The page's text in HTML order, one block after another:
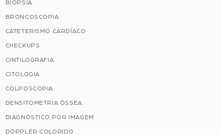
BIÓPSIA
BRONCOSCOPIA
CATETERISMO CARDÍACO
CHECKUPS
CINTILOGRAFIA
CITOLOGIA
COLPOSCOPIA
DENSITOMETRIA ÓSSEA
DIAGNÓSTICO POR IMAGEM
DOPPLER COLORIDO